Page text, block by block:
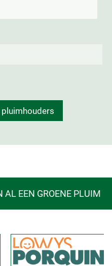
AL EEN GROENE PLUIM